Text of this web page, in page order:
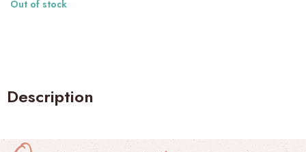
Out of stock
Description